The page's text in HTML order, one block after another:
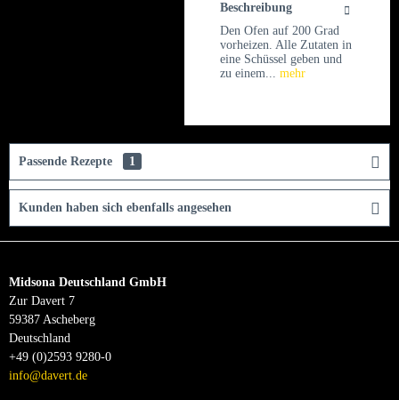
Beschreibung
Den Ofen auf 200 Grad
vorheizen. Alle Zutaten in
eine Schüssel geben und
zu einem... mehr
Passende Rezepte 1
Kunden haben sich ebenfalls angesehen
Midsona Deutschland GmbH
Zur Davert 7
59387 Ascheberg
Deutschland
+49 (0)2593 9280-0
info@davert.de